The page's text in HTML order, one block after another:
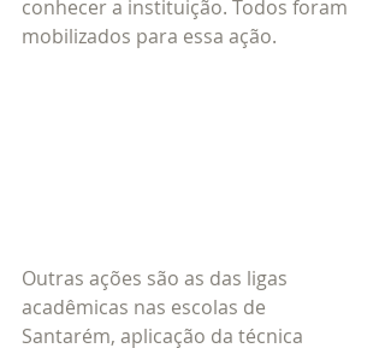
conhecer a instituição. Todos foram
mobilizados para essa ação.
Outras ações são as das ligas
acadêmicas nas escolas de
Santarém, aplicação da técnica